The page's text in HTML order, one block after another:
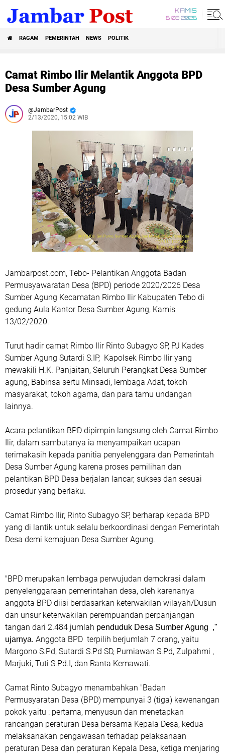
KAMIS
6 08 2026
RAGAM PEMERINTAH NEWS POLITIK
Camat Rimbo Ilir Melantik Anggota BPD
Desa Sumber Agung
JambarPost
2/13/2020, 15:02 WIB
Jambarpost.com, Tebo- Pelantikan Anggota Badan
Permusyawaratan Desa (BPD) periode 2020/2026 Desa
Sumber Agung Kecamatan Rimbo Ilir Kabupaten Tebo di
gedung Aula Kantor Desa Sumber Agung, Kamis
13/02/2020.
Turut hadir camat Rimbo Ilir Rinto Subagyo SP, PJ Kades
Sumber Agung Sutardi S.IP, Kapolsek Rimbo Ilir yang
mewakili H.K. Panjaitan, Seluruh Perangkat Desa Sumber
agung, Babinsa sertu Minsadi, lembaga Adat, tokoh
masyarakat, tokoh agama, dan para tamu undangan
lainnya.
Acara pelantikan BPD dipimpin langsung oleh Camat Rimbo
Ilir, dalam sambutanya ia menyampaikan ucapan
terimakasih kepada panitia penyelenggara dan Pemerintah
Desa Sumber Agung karena proses pemilihan dan
pelantikan BPD Desa berjalan lancar, sukses dan sesuai
prosedur yang berlaku.
Camat Rimbo Ilir, Rinto Subagyo SP, berharap kepada BPD
yang di lantik untuk selalu berkoordinasi dengan Pemerintah
Desa demi kemajuan Desa Sumber Agung.
"BPD merupakan lembaga perwujudan demokrasi dalam
penyelenggaraan pemerintahan desa, oleh karenanya
anggota BPD diisi berdasarkan keterwakilan wilayah/Dusun
dan unsur keterwakilan perempuandan perpanjangan
tangan dari 2.484 jumlah penduduk Desa Sumber Agung ,"
ujarnya. Anggota BPD terpilih berjumlah 7 orang, yaitu
Margono S.Pd, Sutardi S.Pd SD, Purniawan S.Pd, Zulpahmi ,
Marjuki, Tuti S.Pd.I, dan Ranta Kemawati.
Camat Rinto Subagyo menambahkan "Badan
Permusyaratan Desa (BPD) mempunyai 3 (tiga) kewenangan
pokok yaitu : pertama, menyusun dan menetapkan
rancangan peraturan Desa bersama Kepala Desa, kedua
melaksanakan pengawasan terhadap pelaksanaan
peraturan Desa dan peraturan Kepala Desa, ketiga menjaring